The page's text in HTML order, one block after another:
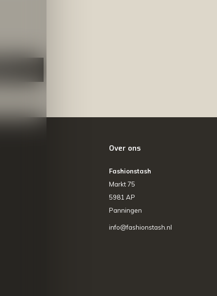
Over ons
Fashionstash
Markt 75
5981 AP
Panningen
info@fashionstash.nl